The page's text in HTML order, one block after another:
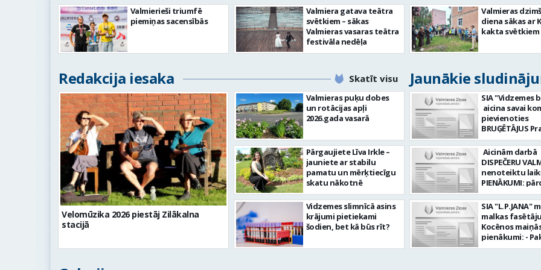
Valmierieši triumfē
piemiņas sacensībās
Valmiera gatava teātra
svētkiem – sākas
Valmieras vasaras teātra
festivāla nedēļa
Valmieras
diena sākas ar
kakta svētkiem
Redakcija iesaka Skatīt visu Jaunākie
Velomūzika 2026 piestāj Zilākalna
stacijā
Valmieras puķu dobes
un rotācijas apļi
2026.gada vasarā
Pārgaujiete Līva Irkle –
jauniete ar stabilu
pamatu un mērķtiecīgu
skatu nākotnē
Vidzemes slimnīcā asins
krājumi pietiekami
šodien, bet kā būs rīt?
SIA "Vidzemes
aicina savai
pievienoties
BRUĢĒTĀJUS Prasības
strādāt -
atbildības
darbu,
Pieredze
ceļu būvniecībā. Darba
pienākumi:
ieklāšana; Ceļu,
apmaļu
Bruģakmens
piezāģēšana;
Bruģakmens
Aicinām darbā
DISPEČERU
nenoteiktu laiku)
PIENĀKUMI:
braukšanas
dokumentus
un koordinēt
ikdienas
plānošanu un
nodrošināt
SIA "L.P.JANA"
malkas
Kocēnos maiņās.
pienākumi: -
kamīnmalku,